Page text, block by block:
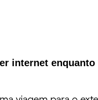
internet enquanto